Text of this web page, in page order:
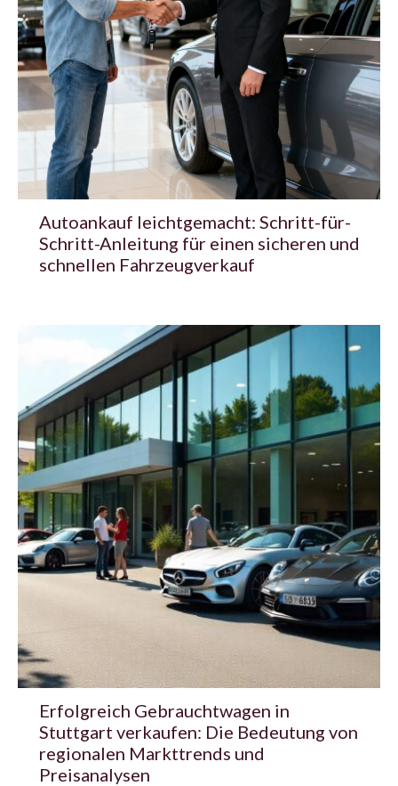
Autoankauf leichtgemacht: Schritt-für-
Schritt-Anleitung für einen sicheren und
schnellen Fahrzeugverkauf
Erfolgreich Gebrauchtwagen in
Stuttgart verkaufen: Die Bedeutung von
regionalen Markttrends und
Preisanalysen